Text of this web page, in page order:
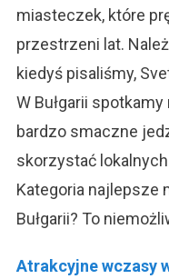
miasteczek, które
przestrzeni lat.
kiedyś pisaliśmy,
W Bułgarii
bardzo smaczne
skorzystać
Kategoria najlepsze
Bułgarii? To
Atrakcyjne wczasy